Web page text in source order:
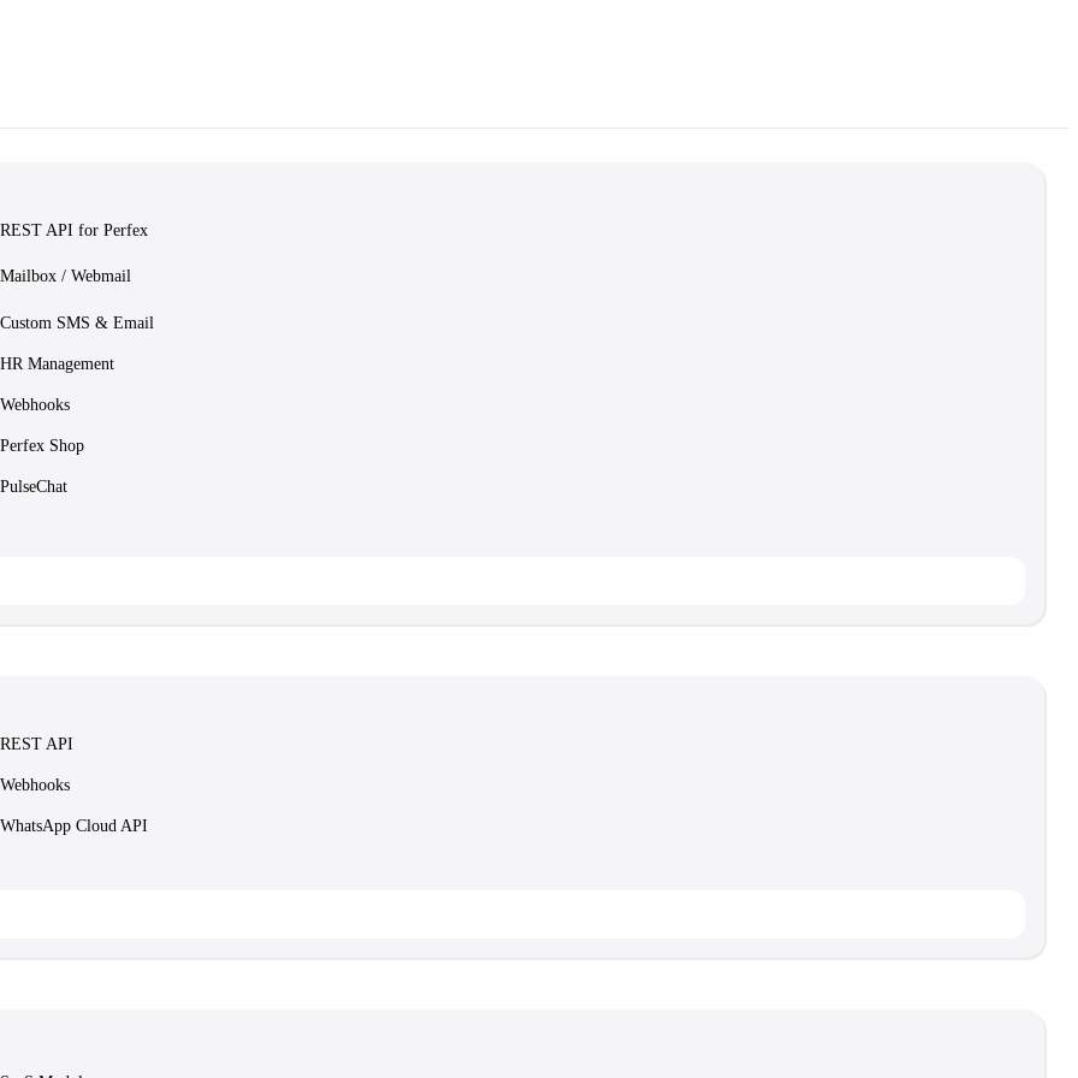
REST API for Perfex
Mailbox / Webmail
Custom SMS & Email
HR Management
Webhooks
Perfex Shop
PulseChat
REST API
Webhooks
WhatsApp Cloud API